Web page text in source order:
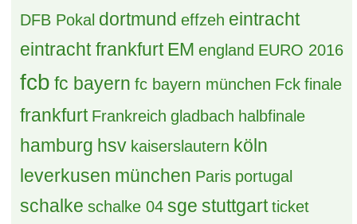
DFB Pokal dortmund effzeh eintracht
eintracht frankfurt EM england EURO 2016
fcb fc bayern fc bayern münchen Fck finale
frankfurt Frankreich gladbach halbfinale
hamburg hsv kaiserslautern köln
leverkusen münchen Paris portugal
schalke schalke 04 sge stuttgart ticket